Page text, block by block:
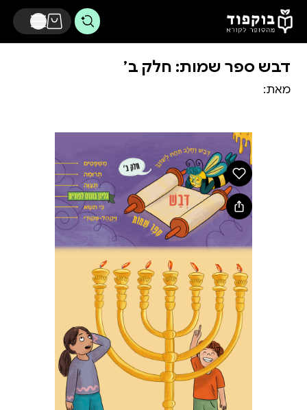
דלג לתוכן הראשי
דבש ספר שמות: חלק ב׳
מאת: